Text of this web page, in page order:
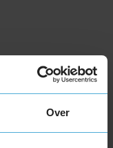
Over